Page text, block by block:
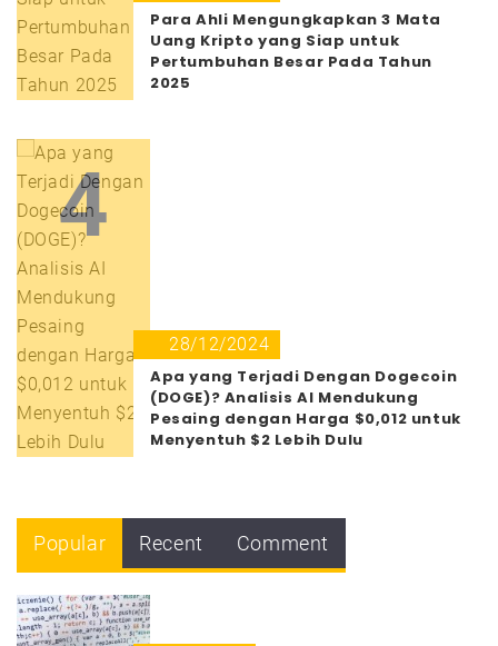
Para Ahli Mengungkapkan 3 Mata
Uang Kripto yang Siap untuk
Pertumbuhan Besar Pada Tahun
2025
4
28/12/2024
Apa yang Terjadi Dengan Dogecoin
(DOGE)? Analisis AI Mendukung
Pesaing dengan Harga $0,012 untuk
Menyentuh $2 Lebih Dulu
Popular Recent Comment